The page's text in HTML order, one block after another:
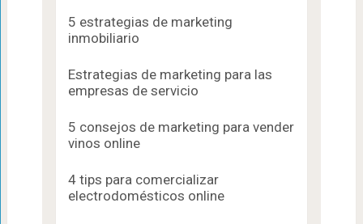
5 estrategias de marketing
inmobiliario
Estrategias de marketing para las
empresas de servicio
5 consejos de marketing para vender
vinos online
4 tips para comercializar
electrodomésticos online